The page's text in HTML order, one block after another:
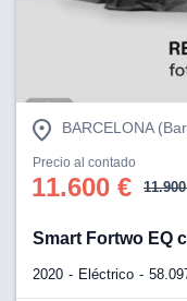
BARCELONA
Precio al contado
11.600 €
Smart Fortwo EQ
2020 Eléctrico